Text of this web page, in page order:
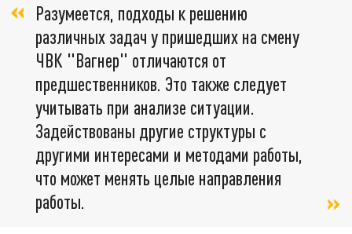
Разумеется, подходы к решению
различных задач у пришедших на смену
ЧВК "Вагнер" отличаются от
предшественников. Это также следует
учитывать при анализе ситуации.
Задействованы другие структуры с
другими интересами и методами работы,
что может менять целые направления
работы.